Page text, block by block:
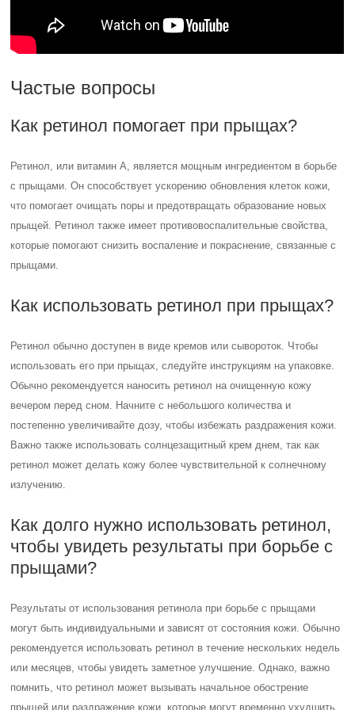
Частые вопросы
Как ретинол помогает при прыщах?
Ретинол, или витамин А, является мощным ингредиентом в борьбе
с прыщами. Он способствует ускорению обновления клеток кожи,
что помогает очищать поры и предотвращать образование новых
прыщей. Ретинол также имеет противовоспалительные свойства,
которые помогают снизить воспаление и покраснение, связанные с
прыщами.
Как использовать ретинол при прыщах?
Ретинол обычно доступен в виде кремов или сывороток. Чтобы
использовать его при прыщах, следуйте инструкциям на упаковке.
Обычно рекомендуется наносить ретинол на очищенную кожу
вечером перед сном. Начните с небольшого количества и
постепенно увеличивайте дозу, чтобы избежать раздражения кожи.
Важно также использовать солнцезащитный крем днем, так как
ретинол может делать кожу более чувствительной к солнечному
излучению.
Как долго нужно использовать ретинол,
чтобы увидеть результаты при борьбе с
прыщами?
Результаты от использования ретинола при борьбе с прыщами
могут быть индивидуальными и зависят от состояния кожи. Обычно
рекомендуется использовать ретинол в течение нескольких недель
или месяцев, чтобы увидеть заметное улучшение. Однако, важно
помнить, что ретинол может вызывать начальное обострение
прыщей или раздражение кожи, которые могут временно ухудшить